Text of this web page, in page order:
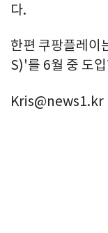
다.
한편 쿠팡플레이
S)'를 6월 중 도
Kris@news1.kr